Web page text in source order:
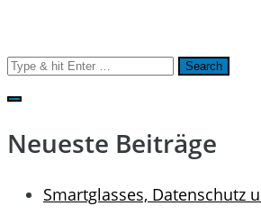
Search
for:
Neueste Beiträge
Smartglasses, Datenschutz